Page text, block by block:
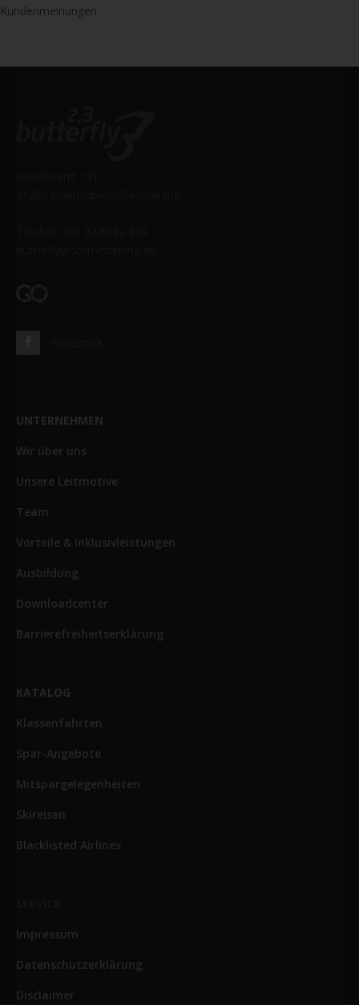
Kundenmeinungen
UNTERNEHMEN
Wir über uns
Unsere Leitmotive
Team
Vorteile & Inklusivleistungen
Ausbildung
Downloadcenter
Barrierefreiheitserklärung
KATALOG
Klassenfahrten
Spar-Angebote
Mitspargelegenheiten
Skireisen
Blacklisted Airlines
Impressum
Datenschutzerklärung
Disclaimer